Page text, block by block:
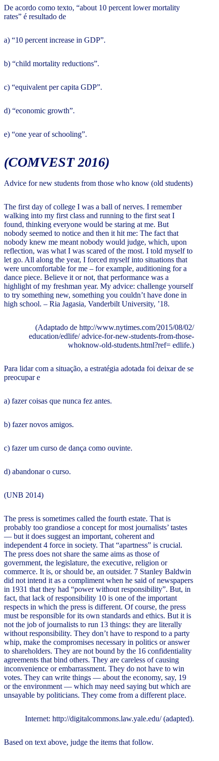
De acordo como texto, “about 10 percent lower mortality
rates” é resultado de
a) “10 percent increase in GDP”.
b) “child mortality reductions”.
c) “equivalent per capita GDP”.
d) “economic growth”.
e) “one year of schooling”.
(COMVEST 2016)
Advice for new students from those who know (old students)
The first day of college I was a ball of nerves. I remember
walking into my first class and running to the first seat I
found, thinking everyone would be staring at me. But
nobody seemed to notice and then it hit me: The fact that
nobody knew me meant nobody would judge, which, upon
reflection, was what I was scared of the most. I told myself to
let go. All along the year, I forced myself into situations that
were uncomfortable for me – for example, auditioning for a
dance piece. Believe it or not, that performance was a
highlight of my freshman year. My advice: challenge yourself
to try something new, something you couldn’t have done in
high school. – Ria Jagasia, Vanderbilt University, ’18.
(Adaptado de http://www.nytimes.com/2015/08/02/
education/edlife/ advice-for-new-students-from-those-
whoknow-old-students.html?ref= edlife.)
Para lidar com a situação, a estratégia adotada foi deixar de se
preocupar e
a) fazer coisas que nunca fez antes.
b) fazer novos amigos.
c) fazer um curso de dança como ouvinte.
d) abandonar o curso.
(UNB 2014)
The press is sometimes called the fourth estate. That is
probably too grandiose a concept for most journalists’ tastes
— but it does suggest an important, coherent and
independent 4 force in society. That “apartness” is crucial.
The press does not share the same aims as those of
government, the legislature, the executive, religion or
commerce. It is, or should be, an outsider. 7 Stanley Baldwin
did not intend it as a compliment when he said of newspapers
in 1931 that they had “power without responsibility”. But, in
fact, that lack of responsibility 10 is one of the important
respects in which the press is different. Of course, the press
must be responsible for its own standards and ethics. But it is
not the job of journalists to run 13 things: they are literally
without responsibility. They don’t have to respond to a party
whip, make the compromises necessary in politics or answer
to shareholders. They are not bound by the 16 confidentiality
agreements that bind others. They are careless of causing
inconvenience or embarrassment. They do not have to win
votes. They can write things — about the economy, say, 19
or the environment — which may need saying but which are
unsayable by politicians. They come from a different place.
Internet: http://digitalcommons.law.yale.edu/ (adapted).
Based on text above, judge the items that follow.